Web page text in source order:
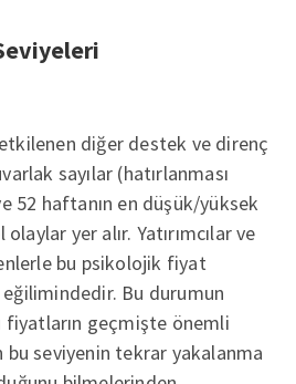
diğer destek ve direnç
sayılar (hatırlanması
52 haftanın en düşük/yüksek
yer alır. Yatırımcılar ve
bu psikolojik fiyat
Bu durumun
fiyatların geçmişte önemli
bu seviyenin tekrar yakalanma